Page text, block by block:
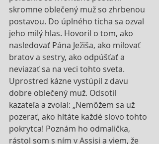
skromne oblečený muž so zhrbenou
postavou. Do úplného ticha sa ozval
jeho milý hlas. Hovoril o tom, ako
nasledovať Pána Ježiša, ako milovať
bratov a sestry, ako odpúšťať a
neviazať sa na veci tohto sveta.
Uprostred kázne vystúpil z davu
dobre oblečený muž. Odsotil
kazateľa a zvolal: „Nemôžem sa už
pozerať, ako hltáte každé slovo tohto
pokrytca! Poznám ho odmalička,
rástol som s ním v Assisi a viem, že